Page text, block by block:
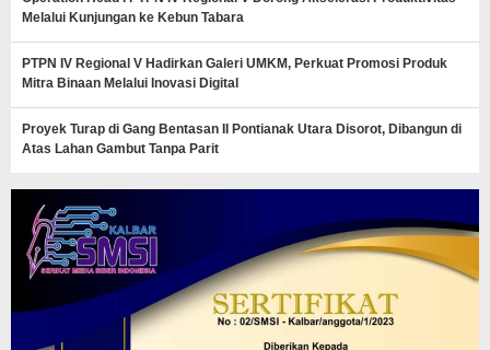
Melalui Kunjungan ke Kebun Tabara
PTPN IV Regional V Hadirkan Galeri UMKM, Perkuat Promosi Produk
Mitra Binaan Melalui Inovasi Digital
Proyek Turap di Gang Bentasan II Pontianak Utara Disorot, Dibangun di
Atas Lahan Gambut Tanpa Parit